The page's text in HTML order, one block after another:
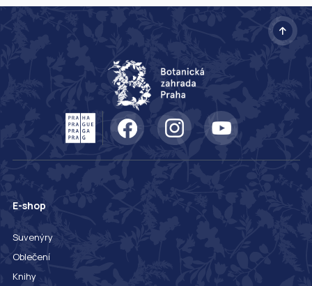
E-shop
Suvenýry
Oblečení
Knihy